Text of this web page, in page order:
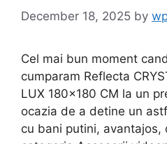
December 18, 2025 by
Cel mai bun moment
cumparam Reflecta
LUX 180×180 CM la un
ocazia de a detine un
cu bani putini, avantajos,